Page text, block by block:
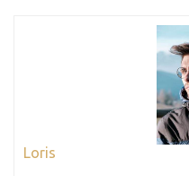
Loris